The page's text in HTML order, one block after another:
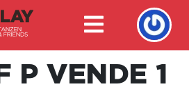
P VENDE 1